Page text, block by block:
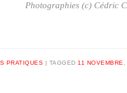
Photographies (c) Cédric
PRATIQUES | TAGGED 11 NOVEMBRE